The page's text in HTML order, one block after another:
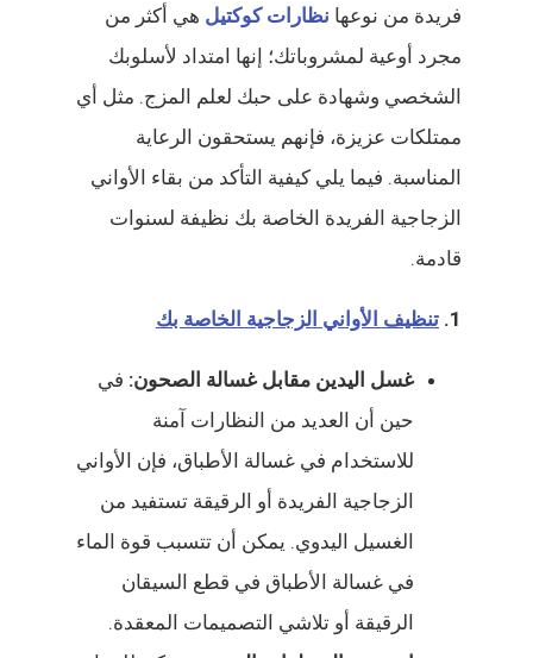
فريدة من نوعها نظارات كوكتيل هي أكثر من
مجرد أوعية لمشروباتك؛ إنها امتداد لأسلوبك
الشخصي وشهادة على حبك لعلم المزج. مثل أي
ممتلكات عزيزة، فإنهم يستحقون الرعاية
المناسبة. فيما يلي كيفية التأكد من بقاء الأواني
الزجاجية الفريدة الخاصة بك نظيفة لسنوات
قادمة.
1. تنظيف الأواني الزجاجية الخاصة بك
غسل اليدين مقابل غسالة الصحون: في
حين أن العديد من النظارات آمنة
للاستخدام في غسالة الأطباق، فإن الأواني
الزجاجية الفريدة أو الرقيقة تستفيد من
الغسيل اليدوي. يمكن أن تتسبب قوة الماء
في غسالة الأطباق في قطع السيقان
الرقيقة أو تلاشي التصميمات المعقدة.